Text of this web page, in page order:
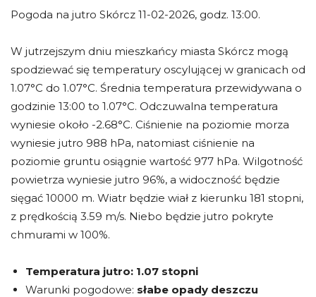
Pogoda na jutro Skórcz 11-02-2026, godz. 13:00.
W jutrzejszym dniu mieszkańcy miasta Skórcz mogą
spodziewać się temperatury oscylującej w granicach od
1.07°C do 1.07°C. Średnia temperatura przewidywana o
godzinie 13:00 to 1.07°C. Odczuwalna temperatura
wyniesie około -2.68°C. Ciśnienie na poziomie morza
wyniesie jutro 988 hPa, natomiast ciśnienie na
poziomie gruntu osiągnie wartość 977 hPa. Wilgotność
powietrza wyniesie jutro 96%, a widoczność będzie
sięgać 10000 m. Wiatr będzie wiał z kierunku 181 stopni,
z prędkością 3.59 m/s. Niebo będzie jutro pokryte
chmurami w 100%.
Temperatura jutro: 1.07 stopni
Warunki pogodowe: słabe opady deszczu